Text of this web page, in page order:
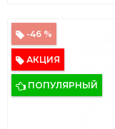
-46 %
АКЦИЯ
ПОПУЛЯРНЫЙ